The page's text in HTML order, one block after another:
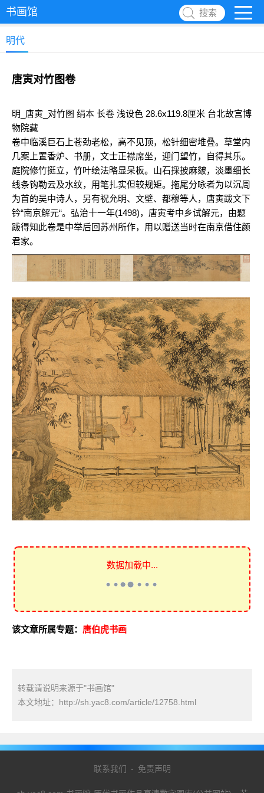
书画馆 搜索
明代
唐寅对竹图卷
明_唐寅_对竹图 绢本 长卷 浅设色 28.6x119.8厘米 台北故宫博
物院藏
卷中临溪巨石上苍劲老松，高不见顶，松针细密堆叠。草堂内
几案上置香炉、书册，文士正襟席坐，迎门望竹，自得其乐。
庭院修竹挺立，竹叶绘法略显呆板。山石採披麻皴，淡墨细长
线条钩勒云及水纹，用笔扎实但较规矩。拖尾分咏者为以沉周
为首的吴中诗人，另有祝允明、文壁、都穆等人，唐寅跋文下
钤“南京解元“。弘治十一年(1498)，唐寅考中乡试解元，由题
跋得知此卷是中举后回苏州所作，用以赠送当时在南京借住颜
君家。
数据加载中...
该文章所属专题： 唐伯虎书画
转载请说明来源于"书画馆"
本文地址： http://sh.yac8.com/article/12758.html
联系我们 - 免责声明